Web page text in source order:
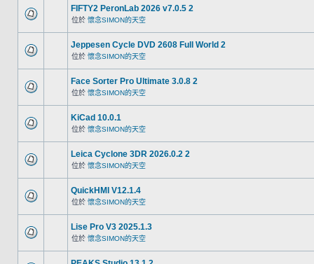
FIFTY2 PeronLab 2026 v7.0.5 2
位於 懷念SIMON的天空
Jeppesen Cycle DVD 2608 Full World 2
位於 懷念SIMON的天空
Face Sorter Pro Ultimate 3.0.8 2
位於 懷念SIMON的天空
KiCad 10.0.1
位於 懷念SIMON的天空
Leica Cyclone 3DR 2026.0.2 2
位於 懷念SIMON的天空
QuickHMI V12.1.4
位於 懷念SIMON的天空
Lise Pro V3 2025.1.3
位於 懷念SIMON的天空